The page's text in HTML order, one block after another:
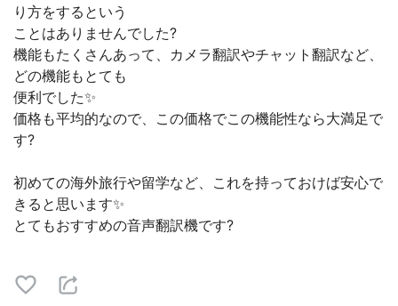
り方をするという
ことはありませんでした?
機能もたくさんあって、カメラ翻訳やチャット翻訳など、
どの機能もとても
便利でした✨
価格も平均的なので、この価格でこの機能性なら大満足で
す?
初めての海外旅行や留学など、これを持っておけば安心で
きると思います✨
とてもおすすめの音声翻訳機です?